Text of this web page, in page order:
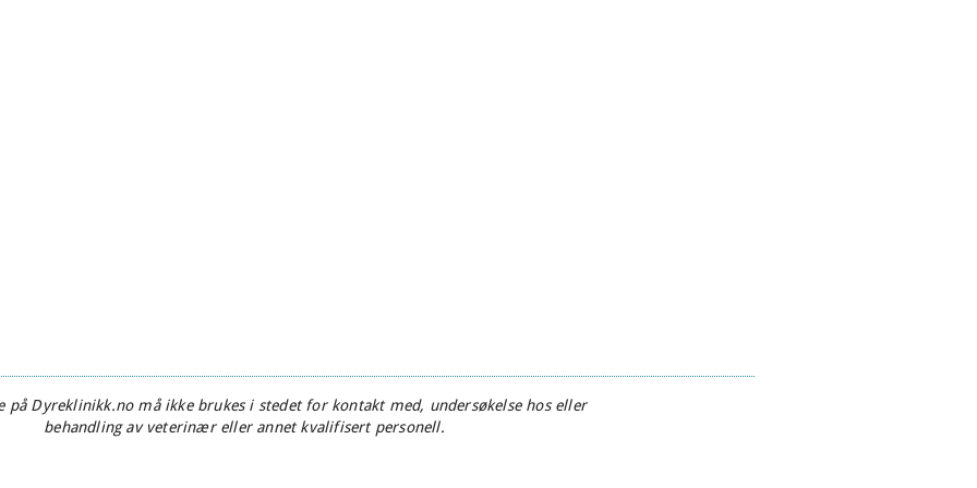
på Dyreklinikk.no må ikke brukes i stedet for kontakt med, undersøkelse hos eller
behandling av veterinær eller annet kvalifisert personell.